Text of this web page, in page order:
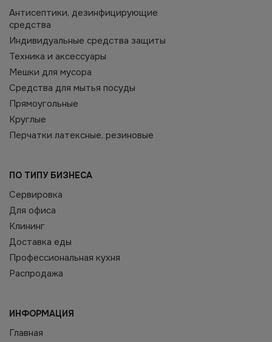
Антисептики, дезинфицирующие
средства
Индивидуальные средства защиты
Техника и аксессуары
Мешки для мусора
Средства для мытья посуды
Прямоугольные
Круглые
Перчатки латексные, резиновые
ПО ТИПУ БИЗНЕСА
Сервировка
Для офиса
Клининг
Доставка еды
Профессиональная кухня
Распродажа
ИНФОРМАЦИЯ
Главная